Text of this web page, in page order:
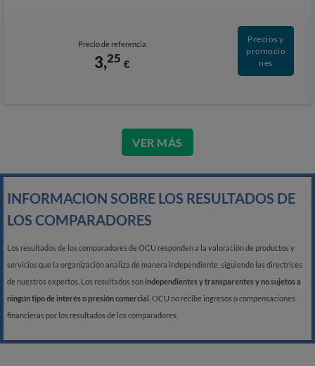
Precio de referencia
3,25 €
Precios y
promocio
nes
VER MÁS
INFORMACION SOBRE LOS RESULTADOS DE
LOS COMPARADORES
Los resultados de los comparadores de OCU responden a la valoración de productos y
servicios que la organización analiza de manera independiente, siguiendo las directrices
de nuestros expertos. Los resultados son independientes y transparentes y no sujetos a
ningún tipo de interés o presión comercial . OCU no recibe ingresos o compensaciones
financieras por los resultados de los comparadores.